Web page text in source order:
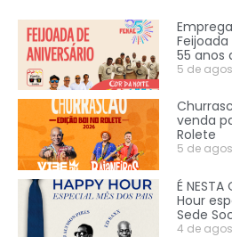
55 anos
5 de
venda
Rolete
5 de
É
Hour
Sede
4 de